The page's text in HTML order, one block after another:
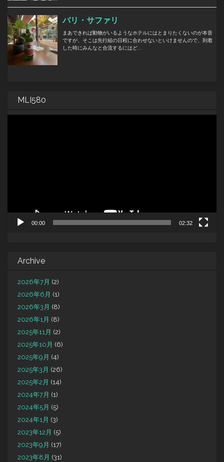
MLI580
00:00 02:32
Archive
2026年7月 (2)
2026年6月 (1)
2026年3月 (8)
2026年1月 (8)
2025年11月 (2)
2025年10月 (6)
2025年9月 (4)
2025年3月 (26)
2025年2月 (14)
2024年7月 (1)
2024年5月 (5)
2024年1月 (3)
2023年12月 (5)
2023年9月 (17)
2023年8月 (31)